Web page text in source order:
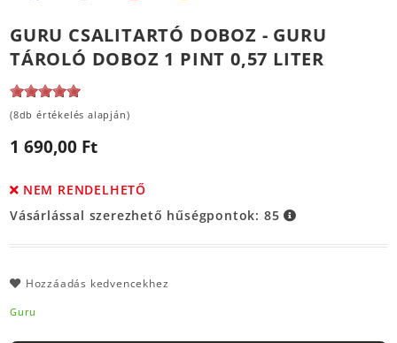
GURU CSALITARTÓ DOBOZ - GURU
TÁROLÓ DOBOZ 1 PINT 0,57 LITER
(8db értékelés alapján)
1 690,00 Ft
NEM RENDELHETŐ
Vásárlással szerezhető hűségpontok: 85
Hozzáadás kedvencekhez
Guru